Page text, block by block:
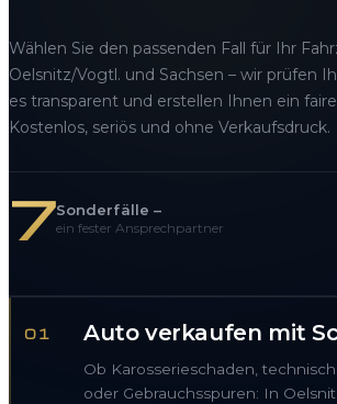
Wählen Sie den passenden Fall für Ihr
Oelsnitz/Vogtl. und Sachsen – wir prüfen
es transparent und erstellen Ihnen ein
Kostenlos, seriös und ohne Verkaufsdruck.
7Sonderfälle –
ein fester Ansprechpartner
01 Auto verkaufen mit
Ob Karosserieschaden,
oder Gebrauchsspuren: In